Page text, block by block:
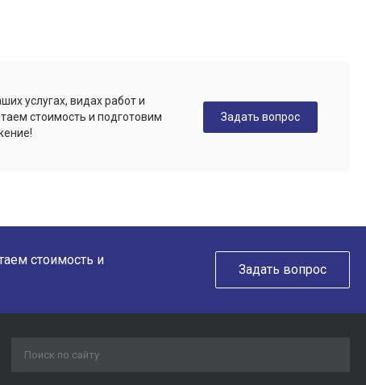
услугах, видах работ и
стоимость и подготовим
Задать вопрос
стоимость и
Задать вопрос